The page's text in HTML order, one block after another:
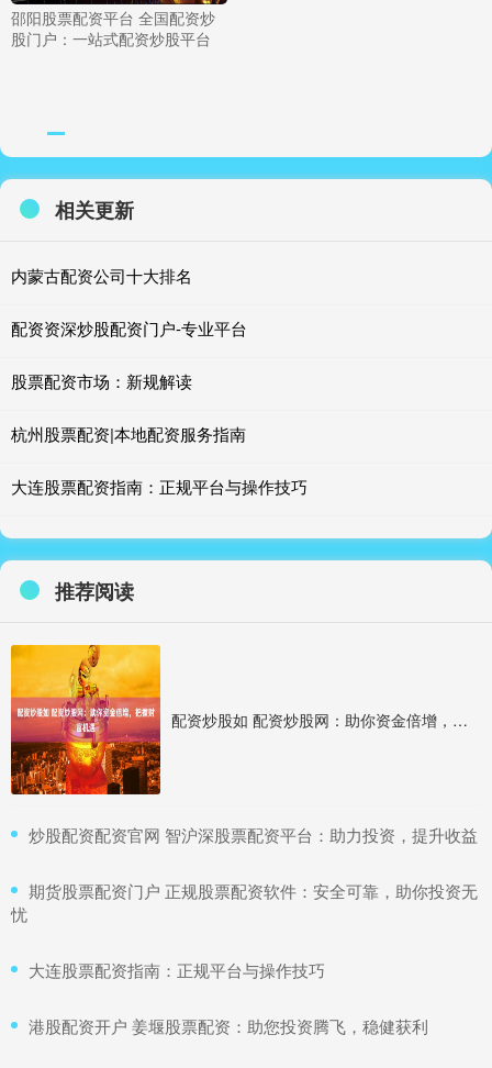
邵阳股票配资平台 全国配资炒
股门户：一站式配资炒股平台
相关更新
内蒙古配资公司十大排名
配资资深炒股配资门户-专业平台
股票配资市场：新规解读
杭州股票配资|本地配资服务指南
大连股票配资指南：正规平台与操作技巧
推荐阅读
配资炒股如 配资炒股网：助你资金倍增，把握财富机遇
​炒股配资配资官网 智沪深股票配资平台：助力投资，提升收益
​期货股票配资门户 正规股票配资软件：安全可靠，助你投资无
忧
​大连股票配资指南：正规平台与操作技巧
​港股配资开户 姜堰股票配资：助您投资腾飞，稳健获利